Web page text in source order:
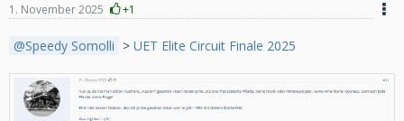
1. November 2025 +1
Speedy Somolli > UET Elite Circuit Finale 2025